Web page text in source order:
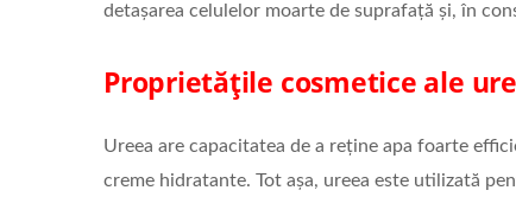
detașarea celulelor moarte de suprafață și, în
Proprietățile cosmetice ale
Ureea are capacitatea de a reține apa foarte
creme hidratante. Tot așa, ureea este utilizată